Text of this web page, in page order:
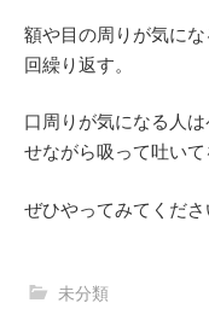
額や目の周りが気に
回繰り返す。
口周りが気になる人
せながら吸って吐いて
ぜひやってみてくださ
未分類